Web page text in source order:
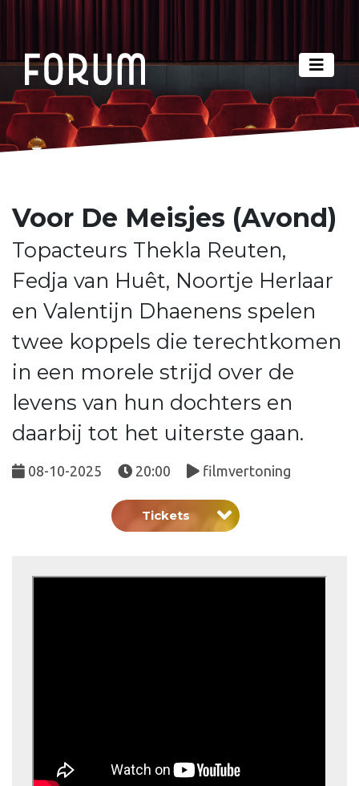
Voor De Meisjes (Avond)
Topacteurs Thekla Reuten,
Fedja van Huêt, Noortje Herlaar
en Valentijn Dhaenens spelen
twee koppels die terechtkomen
in een morele strijd over de
levens van hun dochters en
daarbij tot het uiterste gaan.
08-10-2025 20:00 filmvertoning
Tickets